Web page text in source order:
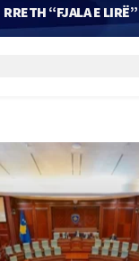
RRETH “FJALA E LIRË”